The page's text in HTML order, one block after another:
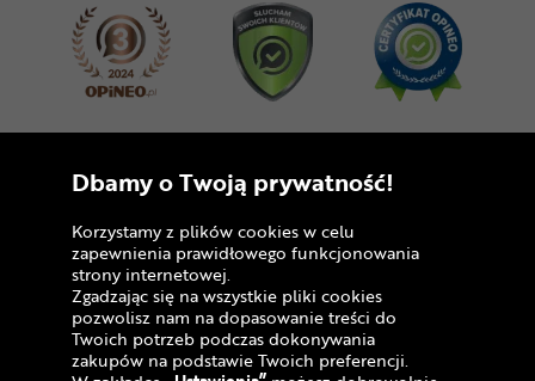
Dołącz do nas
Copyright © 2005 - 2026
Dbamy o Twoją prywatność!
Korzystamy z plików cookies w celu
zapewnienia prawidłowego funkcjonowania
strony internetowej.
Zgadzając się na wszystkie pliki cookies
pozwolisz nam na dopasowanie treści do
Twoich potrzeb podczas dokonywania
zakupów na podstawie Twoich preferencji.